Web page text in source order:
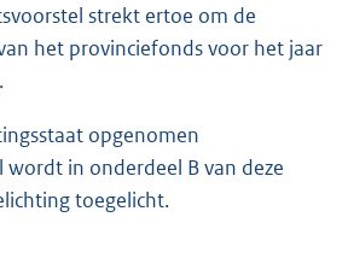
strekt ertoe om de
het provinciefonds voor het jaar
opgenomen
in onderdeel B van deze
toegelicht.